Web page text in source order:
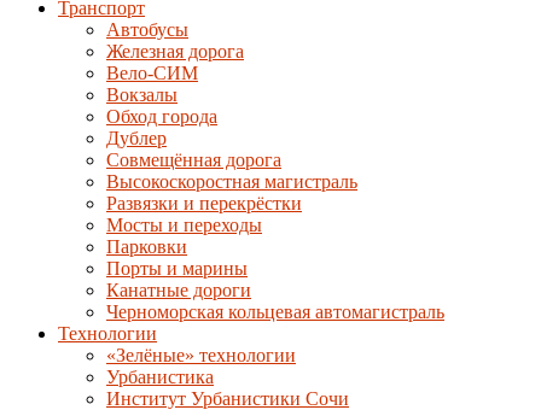
Транспорт
Автобусы
Железная дорога
Вело-СИМ
Вокзалы
Обход города
Дублер
Совмещённая дорога
Высокоскоростная магистраль
Развязки и перекрёстки
Мосты и переходы
Парковки
Порты и марины
Канатные дороги
Черноморская кольцевая автомагистраль
Технологии
«Зелёные» технологии
Урбанистика
Институт Урбанистики Сочи